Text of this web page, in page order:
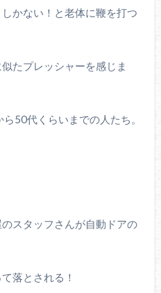
かない！と老体に鞭を打つ
たプレッシャーを感じま
50代くらいまでの人たち。
スタッフさんが自動ドアの
落とされる！